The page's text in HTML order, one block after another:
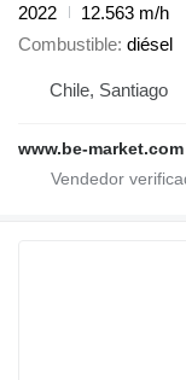
2022
12.563 m/h
Combustible diésel
Chile, Santiago
www.be-market.com